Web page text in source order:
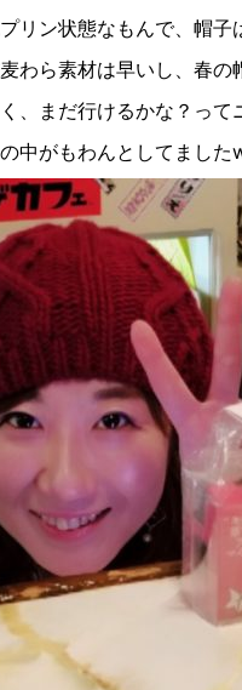
リン状態なもんで、帽子
わら素材は早いし、春の
、まだ行けるかな？って
中がもわんとしてました